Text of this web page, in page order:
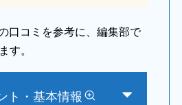
口コミを参考に、編集部で
す。
ト・基本情報